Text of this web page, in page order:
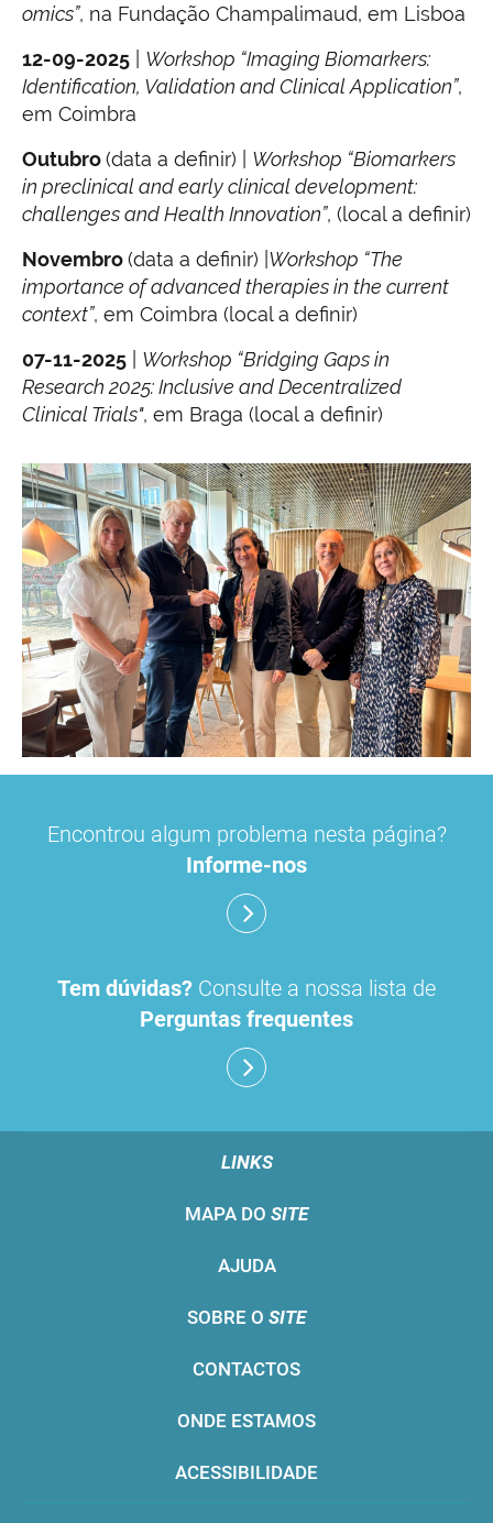
omics”, na Fundação Champalimaud, em Lisboa
12-09-2025
Workshop “Imaging Biomarkers:
Identification, Validation and Clinical Application”,
em Coimbra
Outubro(data a definir) | Workshop “Biomarkers
in preclinical and early clinical development:
challenges and Health Innovation”, (local a definir)
Novembro(data a definir) | Workshop “The
importance of advanced therapies in the current
context”, em Coimbra (local a definir)
07-11-2025
Workshop “Bridging Gaps in
Research 2025: Inclusive and Decentralized
Clinical Trials", em Braga (local a definir)
Encontrou algum problema nesta página?
Informe-nos
Tem dúvidas? Consulte a nossa lista de
Perguntas frequentes
LINKS
MAPA DO SITE
AJUDA
SOBRE O SITE
CONTACTOS
ONDE ESTAMOS
ACESSIBILIDADE